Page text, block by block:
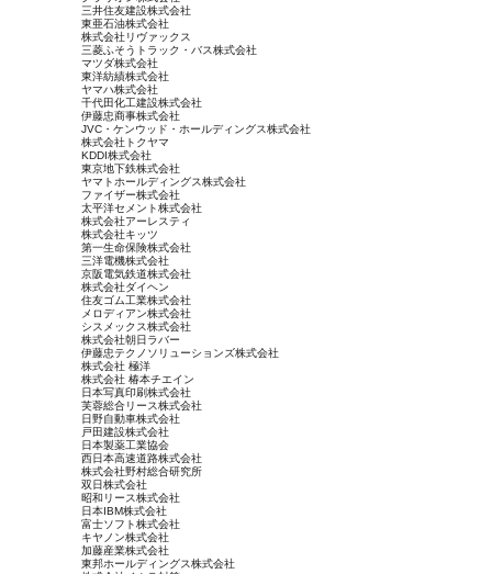
三井住友建設株式会社
東亜石油株式会社
株式会社リヴァックス
三菱ふそうトラック・バス株式会社
マツダ株式会社
東洋紡績株式会社
ヤマハ株式会社
千代田化工建設株式会社
伊藤忠商事株式会社
JVC・ケンウッド・ホールディングス株式会社
株式会社トクヤマ
KDDI株式会社
東京地下鉄株式会社
ヤマトホールディングス株式会社
ファイザー株式会社
太平洋セメント株式会社
株式会社アーレスティ
株式会社キッツ
第一生命保険株式会社
三洋電機株式会社
京阪電気鉄道株式会社
株式会社ダイヘン
住友ゴム工業株式会社
メロディアン株式会社
シスメックス株式会社
株式会社朝日ラバー
伊藤忠テクノソリューションズ株式会社
株式会社 極洋
株式会社 椿本チエイン
日本写真印刷株式会社
芙蓉総合リース株式会社
日野自動車株式会社
戸田建設株式会社
日本製薬工業協会
西日本高速道路株式会社
株式会社野村総合研究所
双日株式会社
昭和リース株式会社
日本IBM株式会社
富士ソフト株式会社
キヤノン株式会社
加藤産業株式会社
東邦ホールディングス株式会社